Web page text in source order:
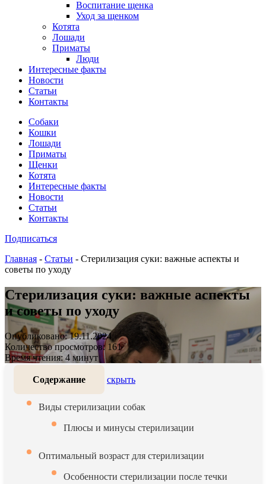
Воспитание щенка
Уход за щенком
Котята
Лошади
Приматы
Люди
Интересные факты
Новости
Статьи
Контакты
Собаки
Кошки
Лошади
Приматы
Щенки
Котята
Интересные факты
Новости
Статьи
Контакты
Подписаться
Главная - Статьи - Стерилизация суки: важные аспекты и
советы по уходу
Стерилизация суки: важные аспекты
и советы по уходу
Опубликовано: 19.11.2024
Количество просмотров: 161
Время чтения: 4 минут
Содержание скрыть
Виды стерилизации собак
Плюсы и минусы стерилизации
Оптимальный возраст для стерилизации
Особенности стерилизации после течки